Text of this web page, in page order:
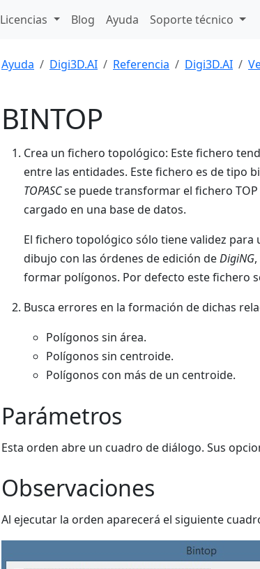
Licencias Blog Ayuda Soporte técnico
Ayuda Digi3D.AI Referencia Digi3D.AI
BINTOP
Crea un fichero topológico: Este fichero
entre las entidades. Este fichero es de tipo
TOPASCse puede transformar el fichero
cargado en una base de datos.
El fichero topológico sólo tiene validez
dibujo con las órdenes de edición deDigiNG
formar polígonos. Por defecto este fichero
Busca errores en la formación de dichas
Polígonos sin área.
Polígonos sin centroide.
Polígonos con más de un centroide.
Parámetros
Esta orden abre un cuadro de diálogo. Sus
Observaciones
Al ejecutar la orden aparecerá el siguiente